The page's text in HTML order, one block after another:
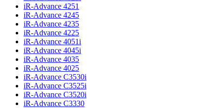
iR-Advance 4251
iR-Advance 4245
iR-Advance 4235
iR-Advance 4225
iR-Advance 4051i
iR-Advance 4045i
iR-Advance 4035
iR-Advance 4025
iR-Advance C3530i
iR-Advance C3525i
iR-Advance C3520i
iR-Advance C3330